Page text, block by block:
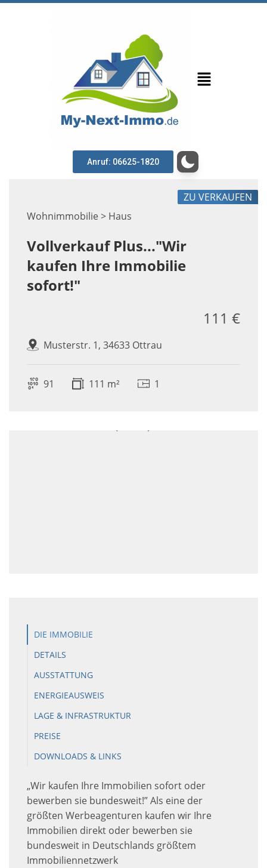
Anruf: 06625-1820
Wohnimmobilie > Haus
ZU VERKAUFEN
Vollverkauf Plus..."Wir
kaufen Ihre Immobilie
sofort!"
Musterstr. 1, 34633 Ottrau
111 €
91 111 m² 1
DIE IMMOBILIE
DETAILS
AUSSTATTUNG
ENERGIEAUSWEIS
LAGE & INFRASTRUKTUR
PREISE
DOWNLOADS & LINKS
„Wir kaufen Ihre Immobilien sofort oder
bewerben sie bundesweit!” Als eine der
größten Werbeagenturen kaufen wir Ihre
Immobilien direkt oder bewerben sie
bundesweit in Deutschlands größtem
Immobiliennetzwerk